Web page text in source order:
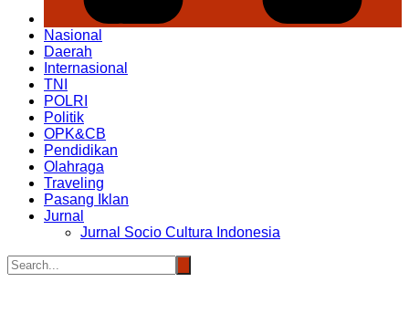
Nasional
Daerah
Internasional
TNI
POLRI
Politik
OPK&CB
Pendidikan
Olahraga
Traveling
Pasang Iklan
Jurnal
Jurnal Socio Cultura Indonesia